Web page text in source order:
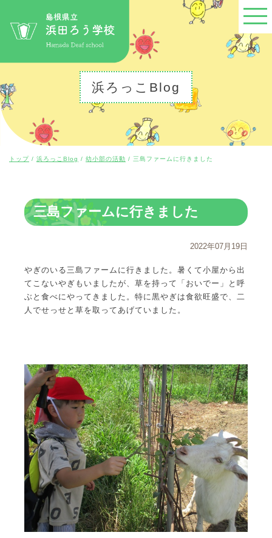
浜ろっこBlog
現
トップ / 浜ろっこBlog / 幼小部の活動 / 三島ファームに行きました
三島ファームに行きました
2022年07月19日
やぎのいる三島ファームに行きました。暑くて小屋から出
てこないやぎもいましたが、草を持って「おいでー」と呼
ぶと食べにやってきました。特に黒やぎは食欲旺盛で、二
人でせっせと草を取ってあげていました。